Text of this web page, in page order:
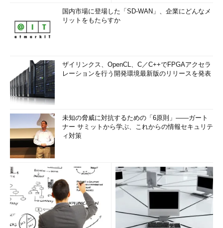
国内市場に登場した「SD-WAN」、企業にどんなメ
リットをもたらすか
ザイリンクス、OpenCL、C／C++でFPGAアクセラ
レーションを行う開発環境最新版のリリースを発表
未知の脅威に対抗するための「6原則」――ガート
ナー サミットから学ぶ、これからの情報セキュリテ
ィ対策